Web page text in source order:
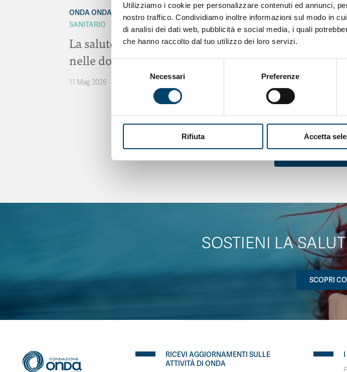
Utilizziamo i cookie per personalizzare contenuti ed annunci,
nostro traffico. Condividiamo inoltre informazioni sul modo in
di analisi dei dati web, pubblicità e social media, i quali
che hanno raccolto dal tuo utilizzo dei loro servizi.
Selezione
Necessari Preferenze
Rifiuta Accetta
ONDA ONDANOTIZIE
ONDA PER IL SISTEMA
SANITARIO
La salute cardiovascolare
nelle donne
11 Mag 2026
ONDA PER IL SISTEMA
LE DONNE
Salu’. Dal
SOSTIENI LA
SCOPRI
RICEVI AGGIORNAMENTI SULLE
ATTIVITÀ DI ONDA